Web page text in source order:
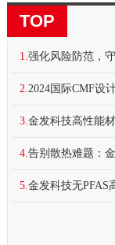
TOP
1. 强化风险防范，
2. 2024国际CMF设
3. 金发科技高性能
4. 告别散热难题：
5. 金发科技无PFAS